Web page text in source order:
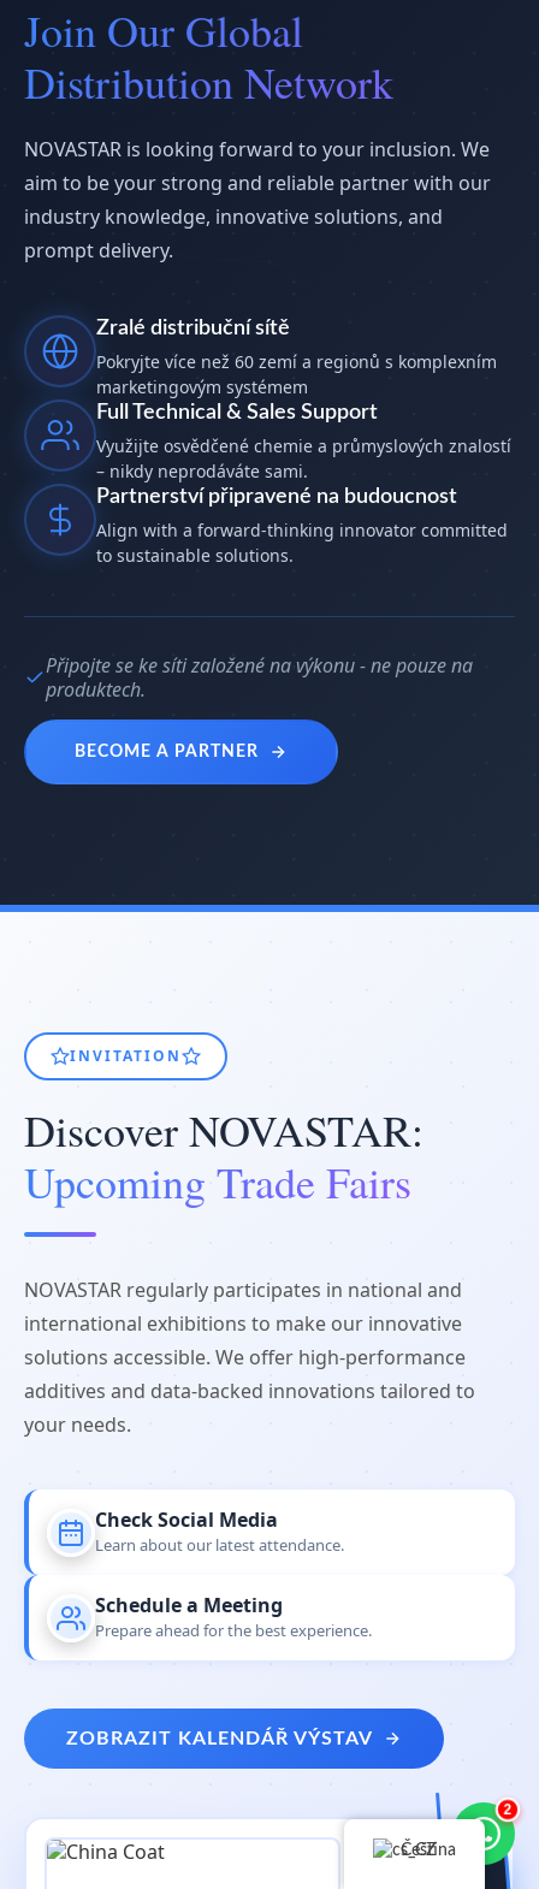
Join Our Global
Distribution Network
NOVASTAR is looking forward to your inclusion. We
aim to be your strong and reliable partner with our
industry knowledge, innovative solutions, and
prompt delivery.
Zralé distribuční sítě
Pokryjte více než 60 zemí a regionů s komplexním
marketingovým systémem
Full Technical & Sales Support
Využijte osvědčené chemie a průmyslových znalostí
– nikdy neprodáváte sami.
Partnerství připravené na budoucnost
Align with a forward-thinking innovator committed
to sustainable solutions.
Připojte se ke síti založené na výkonu - ne pouze na
produktech.
BECOME A PARTNER
INVITATION
Discover NOVASTAR:
Upcoming Trade Fairs
NOVASTAR regularly participates in national and
international exhibitions to make our innovative
solutions accessible. We offer high-performance
additives and data-backed innovations tailored to
your needs.
Check Social Media
Learn about our latest attendance.
Schedule a Meeting
Prepare ahead for the best experience.
ZOBRAZIT KALENDÁŘ VÝSTAV
2
Čeština